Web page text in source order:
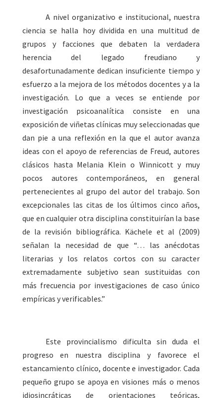
A nivel organizativo e institucional, nuestra
ciencia se halla hoy dividida en una multitud de
grupos y facciones que debaten la verdadera
herencia del legado freudiano y
desafortunadamente dedican insuficiente tiempo y
esfuerzo a la mejora de los métodos docentes y a la
investigación. Lo que a veces se entiende por
investigación psicoanalítica consiste en una
exposición de viñetas clínicas muy seleccionadas que
dan pie a una reflexión en la que el autor avanza
ideas con el apoyo de referencias de Freud, autores
clásicos hasta Melania Klein o Winnicott y muy
pocos autores contemporáneos, en general
pertenecientes al grupo del autor del trabajo. Son
excepcionales las citas de los últimos cinco años,
que en cualquier otra disciplina constituirían la base
de la revisión bibliográfica. Kächele et al (2009)
señalan la necesidad de que “… las anécdotas
literarias y los relatos cortos con su caracter
extremadamente subjetivo sean sustituidas con
más frecuencia por investigaciones de caso único
empíricas y verificables.”
Este provincialismo
dificulta sin duda el
progreso en nuestra disciplina y favorece el
estancamiento clínico, docente e investigador. Cada
pequeño grupo se apoya en visiones más o menos
idiosincráticas de orientaciones teóricas,